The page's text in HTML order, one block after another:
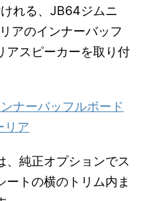
れる、JB64ジムニ
アのインナーバッフ
アスピーカーを取り付
ナーバッフルボード
リア
、純正オプションでス
ートの横のトリム内ま